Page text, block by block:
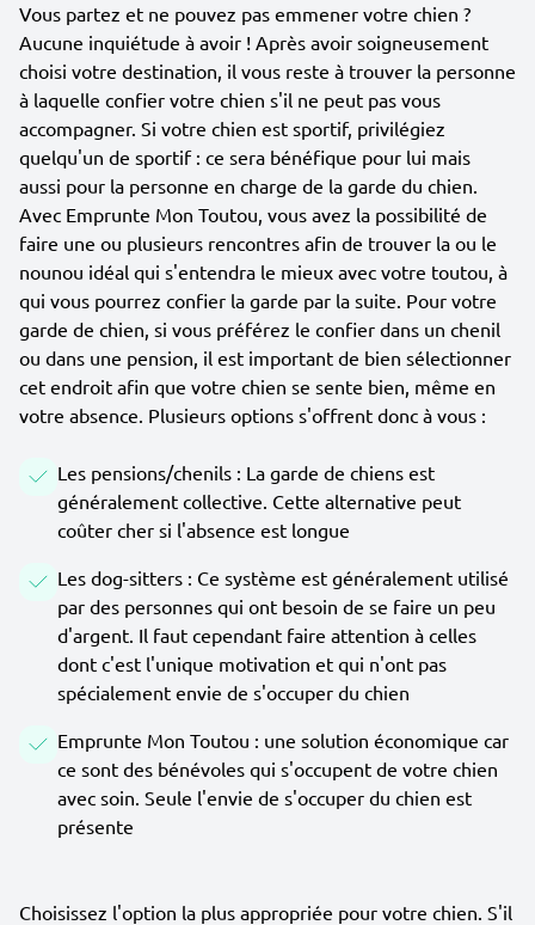
Vous partez et ne pouvez pas emmener votre chien ?
Aucune inquiétude à avoir ! Après avoir soigneusement
choisi votre destination, il vous reste à trouver la personne
à laquelle confier votre chien s'il ne peut pas vous
accompagner. Si votre chien est sportif, privilégiez
quelqu'un de sportif : ce sera bénéfique pour lui mais
aussi pour la personne en charge de la garde du chien.
Avec Emprunte Mon Toutou, vous avez la possibilité de
faire une ou plusieurs rencontres afin de trouver la ou le
nounou idéal qui s'entendra le mieux avec votre toutou, à
qui vous pourrez confier la garde par la suite. Pour votre
garde de chien, si vous préférez le confier dans un chenil
ou dans une pension, il est important de bien sélectionner
cet endroit afin que votre chien se sente bien, même en
votre absence. Plusieurs options s'offrent donc à vous :
Les pensions/chenils : La garde de chiens est
généralement collective. Cette alternative peut
coûter cher si l'absence est longue
Les dog-sitters : Ce système est généralement utilisé
par des personnes qui ont besoin de se faire un peu
d'argent. Il faut cependant faire attention à celles
dont c'est l'unique motivation et qui n'ont pas
spécialement envie de s'occuper du chien
Emprunte Mon Toutou : une solution économique car
ce sont des bénévoles qui s'occupent de votre chien
avec soin. Seule l'envie de s'occuper du chien est
présente
Choisissez l'option la plus appropriée pour votre chien. S'il